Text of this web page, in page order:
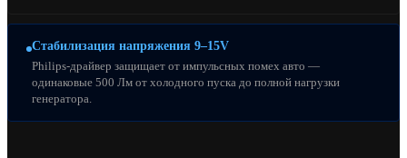
Стабилизация напряжения 9–15V
Philips-драйвер защищает от импульсных помех авто —
одинаковые 500 Лм от холодного пуска до полной нагрузки
генератора.